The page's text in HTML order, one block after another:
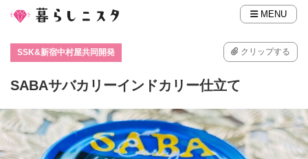
MENU
SSK&新宿中村屋共同開発 クリップする
SABAサバカリーインドカリー仕立て